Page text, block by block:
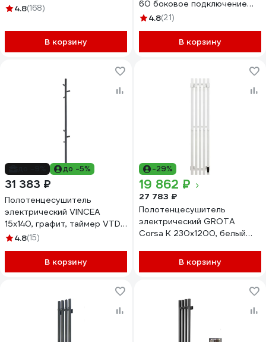
4.8(168)
В корзину
60 боковое подключение
LASW70-30BR-б/п-60
4.8(21)
В корзину
до -5%
31 383 ₽
Полотенцесушитель
электрический VINCEA
15x140, графит, таймер VTD-
1DGE
4.8(15)
В корзину
-29%
19 862 ₽
27 783 ₽
Полотенцесушитель
электрический GROTA
Corsa K 230x1200, белый
RAL9016 ELВ корзину